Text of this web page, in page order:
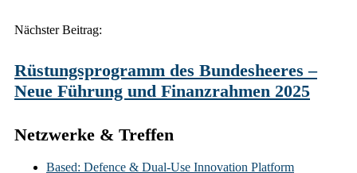
Nächster Beitrag:
Rüstungsprogramm des Bundesheeres –
Neue Führung und Finanzrahmen 2025
Netzwerke & Treffen
Based: Defence & Dual-Use Innovation Platform